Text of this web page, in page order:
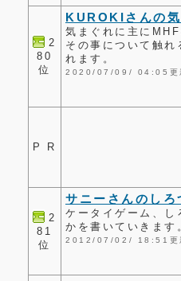
2
80
位
KUROKIさんの
気まぐれに主に
その事について触
れます。
2020/07/09/ 04:05
P R
2
81
位
サニーさんのしろ
ケータイゲーム、
かを書いていきます
2012/07/02/ 18:51